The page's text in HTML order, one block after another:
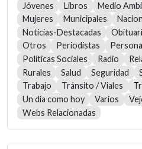
Jóvenes
Libros Medio
Mujeres
Municipales
Noticias-Destacadas
Otros
Periodistas
Políticas Sociales
Radio
Rurales
Salud Seguridad
Trabajo
Tránsito / Viales
Un día como hoy
Varios
Webs Relacionadas